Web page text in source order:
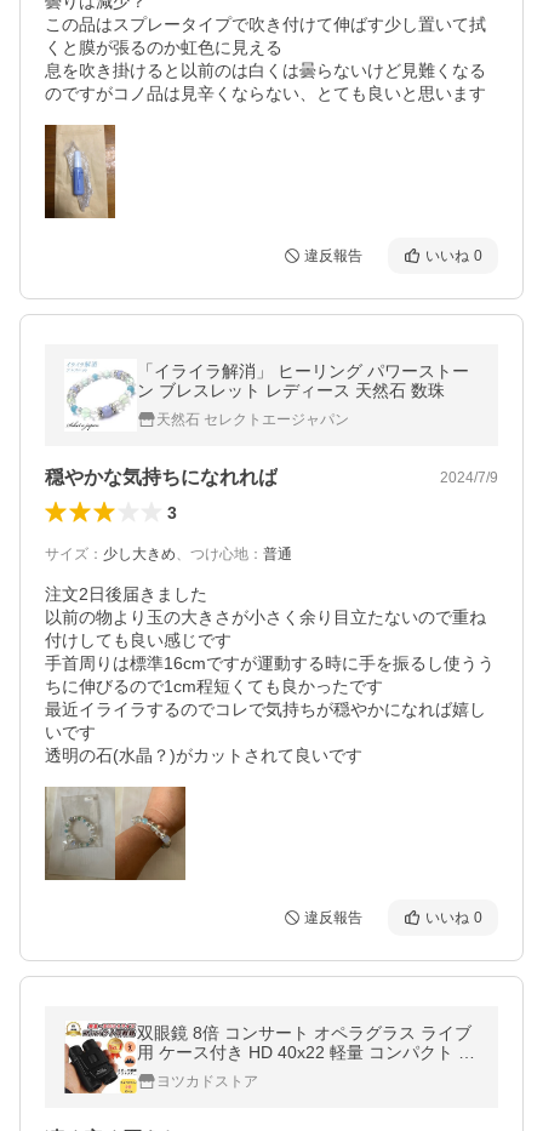
この品はスプレータイプで吹き付けて伸ばす少し置いて拭
くと膜が張るのか虹色に見える
息を吹き掛けると以前のは白くは曇らないけど見難くなる
違反報告 いいね 0
「イライラ解消」 ヒーリング パワーストー
ン ブレスレット レディース 天然石 数珠
天然石 セレクトエージャパン
穏やかな気持ちになれれば 2024/7/9
3
サイズ ： 少し大きめ、 つけ心地 ： 普通
注文2日後届きました
以前の物より玉の大きさが小さく余り目立たないので重ね
付けしても良い感じです
手首周りは標準16cmですが運動する時に手を振るし使うう
ちに伸びるので1cm程短くても良かったです
最近イライラするのでコレで気持ちが穏やかになれば嬉し
いです
透明の石(水晶？)がカットされて良いです
違反報告 いいね 0
双眼鏡 8倍 コンサート オペラグラス ライブ
用 ケース付き HD 40x22 軽量 コンパクト 望
遠鏡 高性能双眼鏡ズーム おすすめ 野鳥
ヨツカドストア